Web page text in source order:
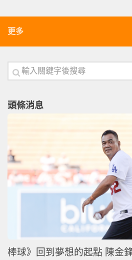
更多
頭條消息
棒球》回到夢想的起點 陳金